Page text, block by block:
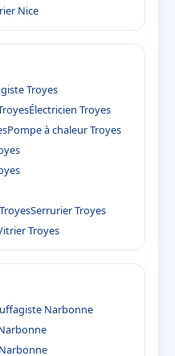
Nice
Troyes
Électricien Troyes
Pompe à chaleur Troyes
Serrurier Troyes
Troyes
Narbonne